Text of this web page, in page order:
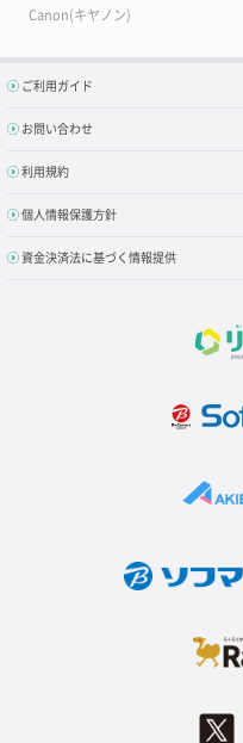
Canon(キヤノン)
ご利用ガイド
お問い合わせ
利用規約
個人情報保護方針
資金決済法に基づく情報提供